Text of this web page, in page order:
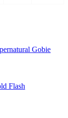
Gobie
Flash